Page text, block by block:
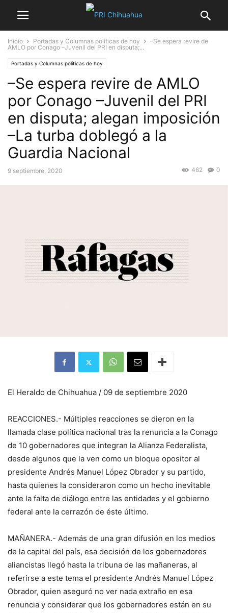
Inicio Portadas y Columnas políticas de hoy
–Se espera revire de
AMLO por Conago –Juvenil del PRI en disputa;...
Portadas y Columnas políticas de hoy
–Se espera revire de AMLO
por Conago –Juvenil del PRI
en disputa; alegan imposición
–La turba doblegó a la
Guardia Nacional
9 septiembre, 2020 0
462
El Heraldo de Chihuahua / 09 de septiembre 2020
REACCIONES.- Múltiples reacciones se dieron en la
llamada clase política nacional tras la renuncia a la Conago
de 10 gobernadores que integran la Alianza Federalista,
desde algunos que la ven como un bloque opositor al
presidente Andrés Manuel López Obrador y su partido,
hasta quienes la consideraron como un hecho inevitable
ante la falta de diálogo entre las entidades y el gobierno
federal ante la cerrazón de éste último.
MAÑANERA.- Además de una gran difusión en los medios
de la capital del país, esa decisión de los gobernadores
aliancistas llegó hasta la tribuna de las mañaneras, al
referirse a este tema el presidente Andrés Manuel López
Obrador, quien aseguró no ver nada extraño en esa
renuncia y considerar que los gobernadores están en su